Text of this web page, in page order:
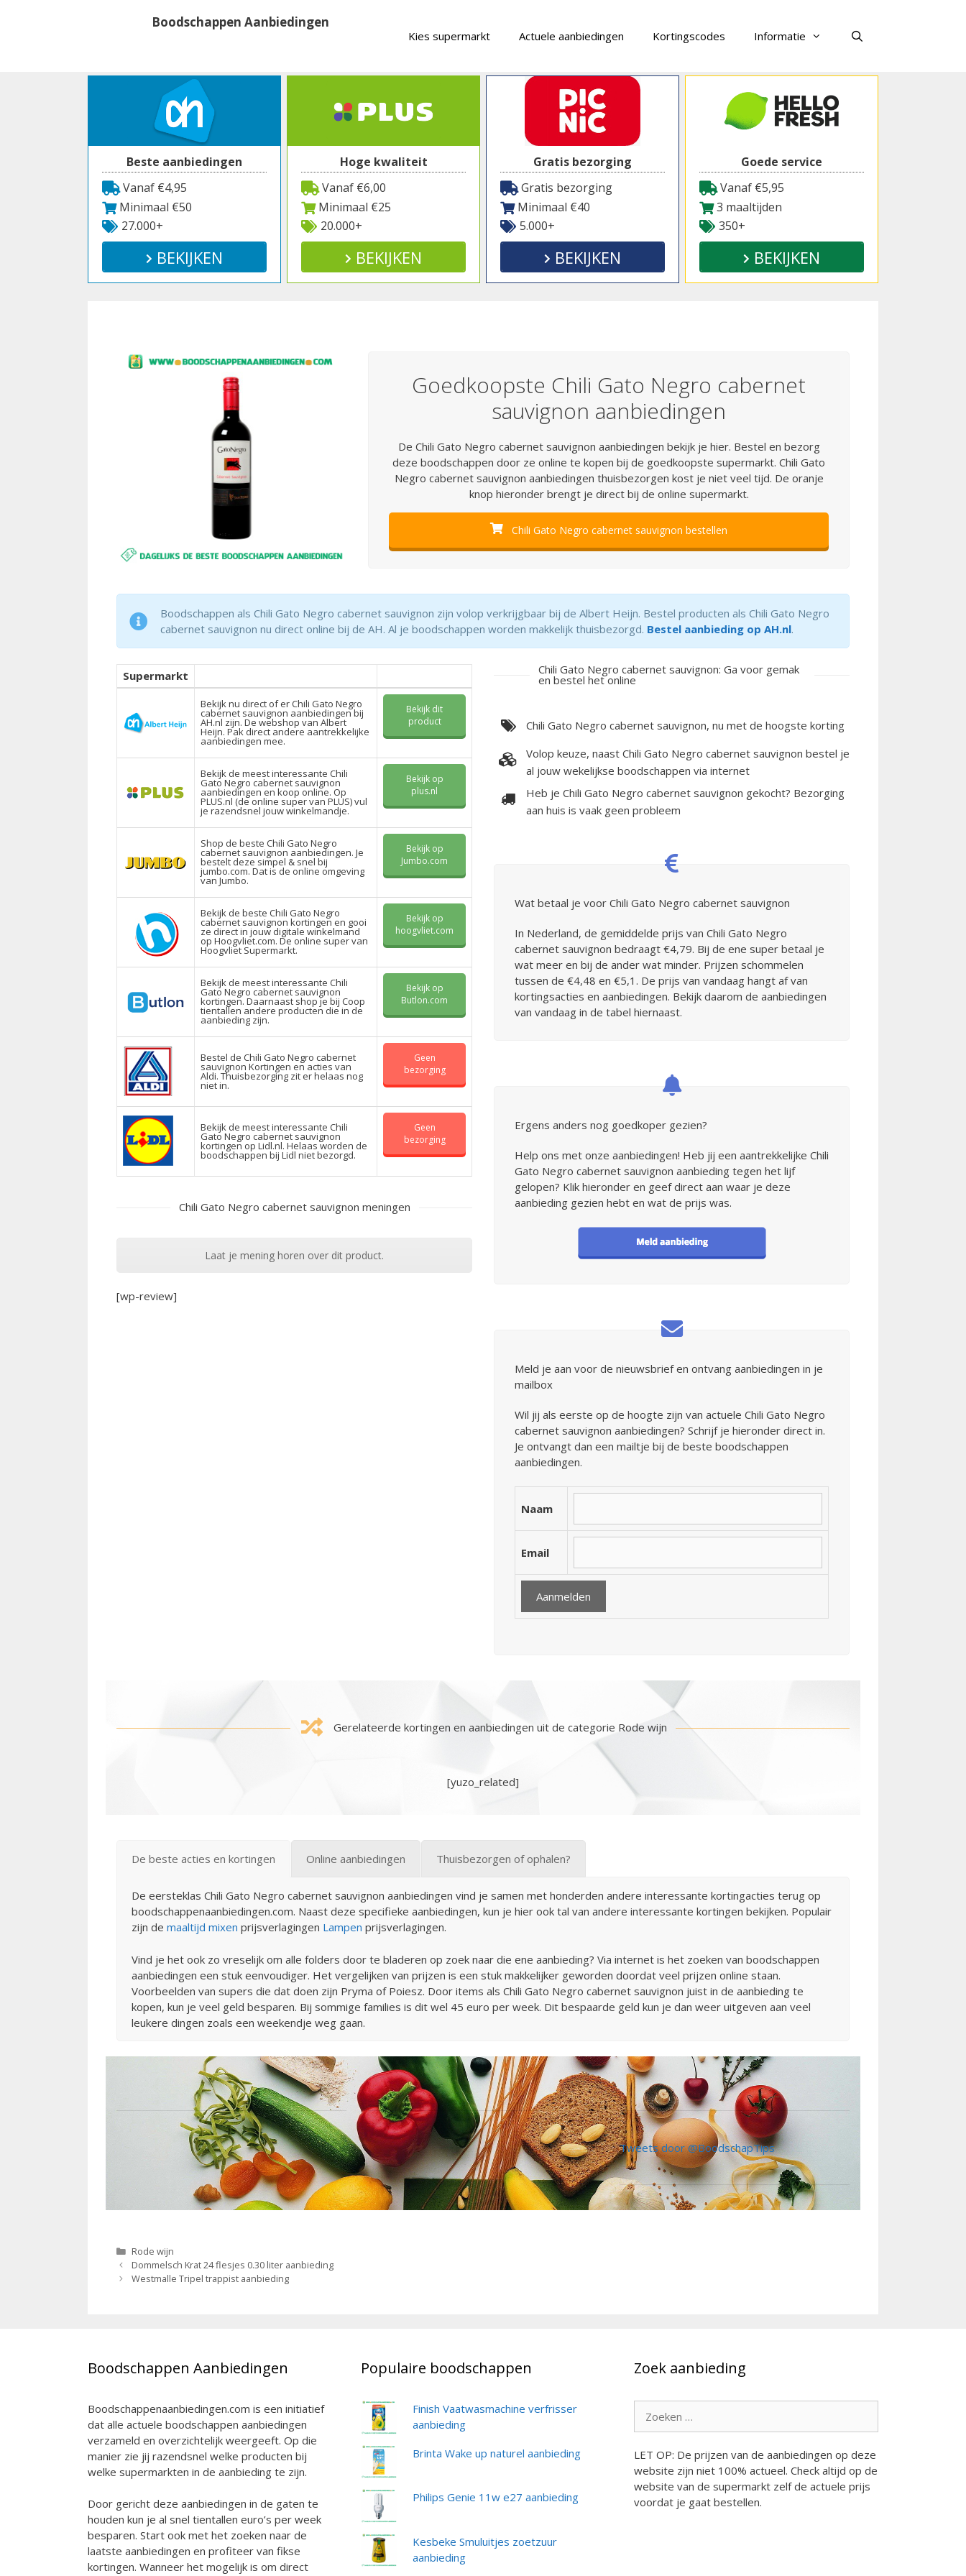
Boodschappen Aanbiedingen
Kies supermarkt Actuele aanbiedingen Kortingscodes Informatie
Beste aanbiedingen
Vanaf €4,95
Minimaal €50
27.000+
BEKIJKEN
Hoge kwaliteit
Vanaf €6,00
Minimaal €25
20.000+
BEKIJKEN
Gratis bezorging
Gratis bezorging
Minimaal €40
5.000+
BEKIJKEN
Goede service
Vanaf €5,95
3 maaltijden
350+
BEKIJKEN
Goedkoopste Chili Gato Negro cabernet
sauvignon aanbiedingen
De Chili Gato Negro cabernet sauvignon aanbiedingen bekijk je hier. Bestel en bezorg
deze boodschappen door ze online te kopen bij de goedkoopste supermarkt. Chili Gato
Negro cabernet sauvignon aanbiedingen thuisbezorgen kost je niet veel tijd. De oranje
knop hieronder brengt je direct bij de online supermarkt.
Chili Gato Negro cabernet sauvignon bestellen
Boodschappen als Chili Gato Negro cabernet sauvignon zijn volop verkrijgbaar bij de Albert Heijn. Bestel producten als Chili Gato Negro
cabernet sauvignon nu direct online bij de AH. Al je boodschappen worden makkelijk thuisbezorgd. Bestel aanbieding op AH.nl.
Supermarkt
Bekijk nu direct of er Chili Gato Negro
cabernet sauvignon aanbiedingen bij
AH.nl zijn. De webshop van Albert
Heijn. Pak direct andere aantrekkelijke
aanbiedingen mee.
Bekijk dit
product
Bekijk de meest interessante Chili
Gato Negro cabernet sauvignon
aanbiedingen en koop online. Op
PLUS.nl (de online super van PLUS) vul
je razendsnel jouw winkelmandje.
Bekijk op
plus.nl
Shop de beste Chili Gato Negro
cabernet sauvignon aanbiedingen. Je
bestelt deze simpel & snel bij
jumbo.com. Dat is de online omgeving
van Jumbo.
Bekijk op
Jumbo.com
Bekijk de beste Chili Gato Negro
cabernet sauvignon kortingen en gooi
ze direct in jouw digitale winkelmand
op Hoogvliet.com. De online super van
Hoogvliet Supermarkt.
Bekijk op
hoogvliet.com
Bekijk de meest interessante Chili
Gato Negro cabernet sauvignon
kortingen. Daarnaast shop je bij Coop
tientallen andere producten die in de
aanbieding zijn.
Bekijk op
Butlon.com
Bestel de Chili Gato Negro cabernet
sauvignon Kortingen en acties van
Aldi. Thuisbezorging zit er helaas nog
niet in.
Geen
bezorging
Bekijk de meest interessante Chili
Gato Negro cabernet sauvignon
kortingen op Lidl.nl. Helaas worden de
boodschappen bij Lidl niet bezorgd.
Geen
bezorging
Chili Gato Negro cabernet sauvignon meningen
Laat je mening horen over dit product.
[wp-review]
Chili Gato Negro cabernet sauvignon: Ga voor gemak
en bestel het online
Chili Gato Negro cabernet sauvignon, nu met de hoogste korting
Volop keuze, naast Chili Gato Negro cabernet sauvignon bestel je
al jouw wekelijkse boodschappen via internet
Heb je Chili Gato Negro cabernet sauvignon gekocht? Bezorging
aan huis is vaak geen probleem
Wat betaal je voor Chili Gato Negro cabernet sauvignon
In Nederland, de gemiddelde prijs van Chili Gato Negro
cabernet sauvignon bedraagt €4,79. Bij de ene super betaal je
wat meer en bij de ander wat minder. Prijzen schommelen
tussen de €4,48 en €5,1. De prijs van vandaag hangt af van
kortingsacties en aanbiedingen. Bekijk daarom de aanbiedingen
van vandaag in de tabel hiernaast.
Ergens anders nog goedkoper gezien?
Help ons met onze aanbiedingen! Heb jij een aantrekkelijke Chili
Gato Negro cabernet sauvignon aanbieding tegen het lijf
gelopen? Klik hieronder en geef direct aan waar je deze
aanbieding gezien hebt en wat de prijs was.
Meld je aan voor de nieuwsbrief en ontvang aanbiedingen in je
mailbox
Wil jij als eerste op de hoogte zijn van actuele Chili Gato Negro
cabernet sauvignon aanbiedingen? Schrijf je hieronder direct in.
Je ontvangt dan een mailtje bij de beste boodschappen
aanbiedingen.
Naam
Email
Gerelateerde kortingen en aanbiedingen uit de categorie Rode wijn
[yuzo_related]
De beste acties en kortingen Online aanbiedingen Thuisbezorgen of ophalen?
De eersteklas Chili Gato Negro cabernet sauvignon aanbiedingen vind je samen met honderden andere interessante kortingacties terug op
boodschappenaanbiedingen.com. Naast deze specifieke aanbiedingen, kun je hier ook tal van andere interessante kortingen bekijken. Populair
zijn de maaltijd mixen prijsverlagingen Lampen prijsverlagingen.
Vind je het ook zo vreselijk om alle folders door te bladeren op zoek naar die ene aanbieding? Via internet is het zoeken van boodschappen
aanbiedingen een stuk eenvoudiger. Het vergelijken van prijzen is een stuk makkelijker geworden doordat veel prijzen online staan.
Voorbeelden van supers die dat doen zijn Pryma of Poiesz. Door items als Chili Gato Negro cabernet sauvignon juist in de aanbieding te
kopen, kun je veel geld besparen. Bij sommige families is dit wel 45 euro per week. Dit bespaarde geld kun je dan weer uitgeven aan veel
leukere dingen zoals een weekendje weg gaan.
Tweets door @BoodschapTips
Categorieën
Rode wijn
Berichtnavigatie
Dommelsch Krat 24 flesjes 0.30 liter aanbieding
Westmalle Tripel trappist aanbieding
Boodschappen Aanbiedingen
Boodschappenaanbiedingen.com is een initiatief
dat alle actuele boodschappen aanbiedingen
verzameld en overzichtelijk weergeeft. Op die
manier zie jij razendsnel welke producten bij
welke supermarkten in de aanbieding te zijn.
Door gericht deze aanbiedingen in de gaten te
houden kun je al snel tientallen euro’s per week
besparen. Start ook met het zoeken naar de
laatste aanbiedingen en profiteer van fikse
kortingen. Wanneer het mogelijk is om direct
Populaire boodschappen
Finish Vaatwasmachine verfrisser
aanbieding
Brinta Wake up naturel aanbieding
Philips Genie 11w e27 aanbieding
Kesbeke Smuluitjes zoetzuur
aanbieding
Zoek aanbieding
naar:
LET OP: De prijzen van de aanbiedingen op deze
website zijn niet 100% actueel. Check altijd op de
website van de supermarkt zelf de actuele prijs
voordat je gaat bestellen.